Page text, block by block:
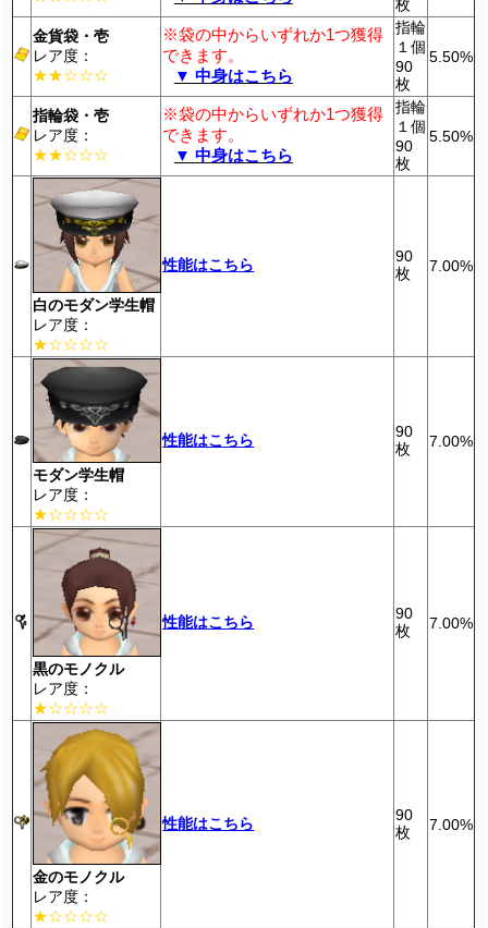
枚
金貨袋・壱
レア度：
★★☆☆☆
※袋の中からいずれか1つ獲得
できます。
▼ 中身はこちら
指輪
１個
90
枚
5.50%
指輪袋・壱
レア度：
★★☆☆☆
※袋の中からいずれか1つ獲得
できます。
▼ 中身はこちら
指輪
１個
90
枚
5.50%
白のモダン学生帽
レア度：
★☆☆☆☆
性能はこちら
90
枚
7.00%
モダン学生帽
レア度：
★☆☆☆☆
性能はこちら
90
枚
7.00%
黒のモノクル
レア度：
★☆☆☆☆
性能はこちら
90
枚
7.00%
金のモノクル
レア度：
★☆☆☆☆
性能はこちら
90
枚
7.00%